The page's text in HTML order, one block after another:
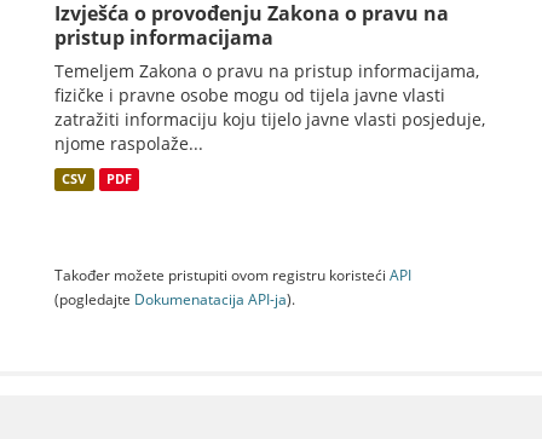
Izvješća o provođenju Zakona o pravu na
pristup informacijama
Temeljem Zakona o pravu na pristup informacijama,
fizičke i pravne osobe mogu od tijela javne vlasti
zatražiti informaciju koju tijelo javne vlasti posjeduje,
njome raspolaže...
CSV PDF
Također možete pristupiti ovom registru koristeći API
(pogledajte Dokumenаtаcijа API-jа).